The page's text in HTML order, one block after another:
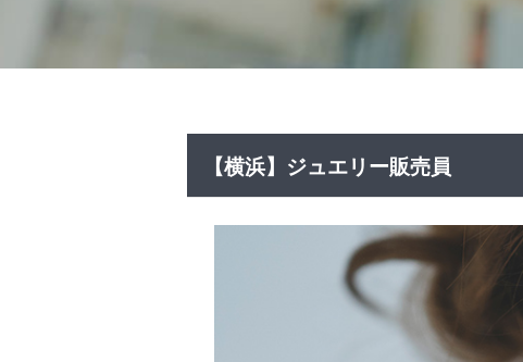
【横浜】ジュエリー販売員